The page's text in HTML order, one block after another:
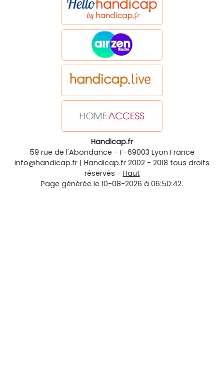
Handicap.fr
59 rue de l'Abondance - F-69003 Lyon France
info@handicap.fr | Handicap.fr 2002 - 2018 tous droits
réservés - Haut
Page générée le 10-08-2026 à 06:50:42.